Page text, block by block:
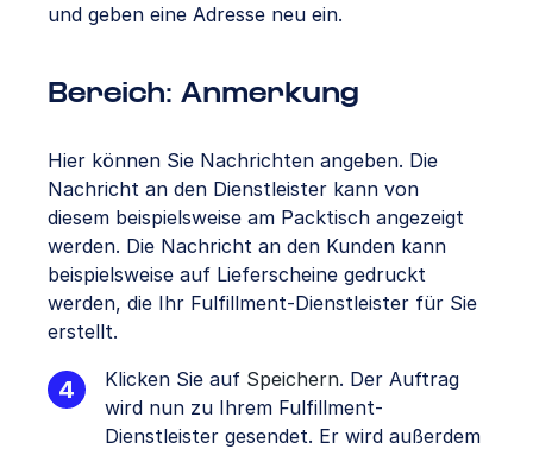
und geben eine Adresse neu ein.
Bereich: Anmerkung
Hier können Sie Nachrichten angeben. Die
Nachricht an den Dienstleister kann von
diesem beispielsweise am Packtisch angezeigt
werden. Die Nachricht an den Kunden kann
beispielsweise auf Lieferscheine gedruckt
werden, die Ihr Fulfillment-Dienstleister für Sie
erstellt.
Klicken Sie auf Speichern. Der Auftrag
wird nun zu Ihrem Fulfillment-
Dienstleister gesendet. Er wird außerdem